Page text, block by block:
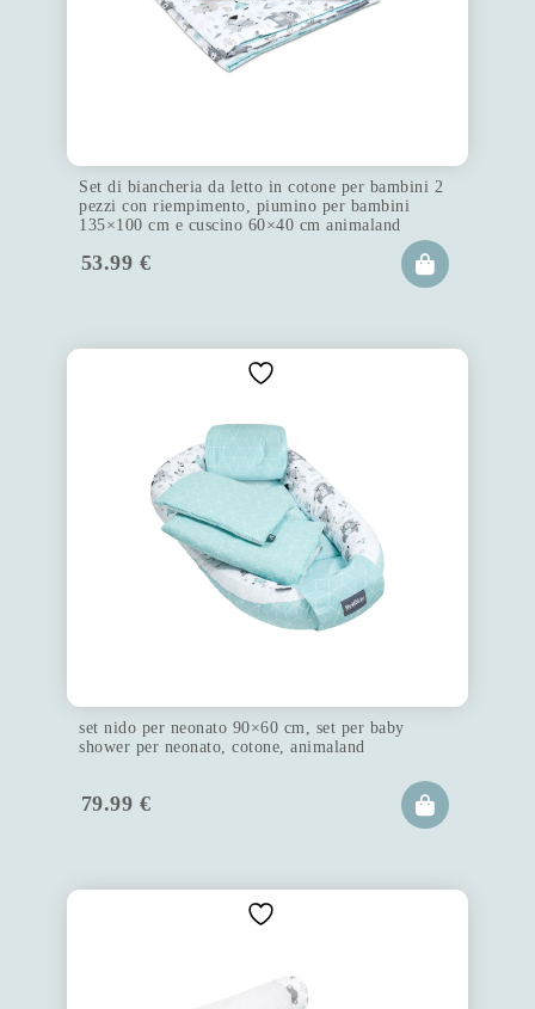
Set di biancheria da letto in cotone per bambini 2
pezzi con riempimento, piumino per bambini
135×100 cm e cuscino 60×40 cm animaland
53.99 €
set nido per neonato 90×60 cm, set per baby
shower per neonato, cotone, animaland
79.99 €